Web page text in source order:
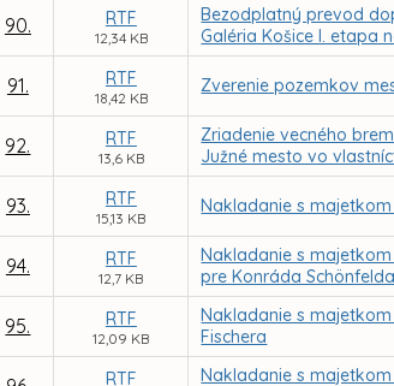
90. RTF
12,34 KB
Bezodplatný prevod
Galéria Košice I. etapa
91. RTF
18,42 KB
Zverenie pozemkov
92. RTF
13,6 KB
Zriadenie vecného
Južné mesto vo
93. RTF
15,13 KB
Nakladanie s
94. RTF
12,7 KB
Nakladanie s
pre Konráda Schönfelda
95. RTF
12,09 KB
Nakladanie s
Fischera
RTF
Nakladanie s